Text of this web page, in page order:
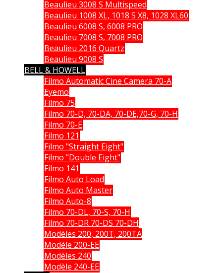
Beaulieu 3008 S Multispeed
Beaulieu 1008 XL, 1018 S X8, 1028 XL60
Beaulieu 6008 S, 6008 PRO
Beaulieu 7008 S, 7008 PRO
Beaulieu 2016 Quartz
Beaulieu 9008 S
BELL & HOWELL
Filmo Automatic Cine Camera 70-A
Eyemo
Filmo 75
Filmo 70-D, 70-DA, 70-DE,70-G, 70-H
Filmo 70-E
Filmo 121
Filmo "Straight Eight"
Filmo "Double Eight"
Filmo 141
Filmo Auto Load
Filmo Auto Master
Filmo Auto-8
Filmo 70-DL, 70-S, 70-H
Filmo 70-DR 70-DS 70-DH
Modèles 200, 200T, 200TA
Modèle 200-EE
Modèles 240
Modèle 240-EE